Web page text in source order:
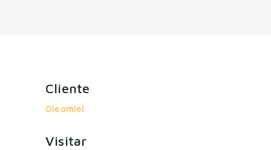
Cliente
Oleomiel
Visitar